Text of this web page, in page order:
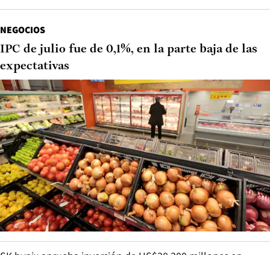
NEGOCIOS
IPC de julio fue de 0,1%, en la parte baja de las
expectativas